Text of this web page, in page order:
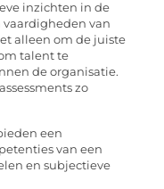
inzichten in de
van
alleen om de juiste
talent te
de organisatie.
zo
een
van een
en subjectieve